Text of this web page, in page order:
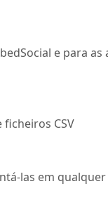
e para
CSV
las em